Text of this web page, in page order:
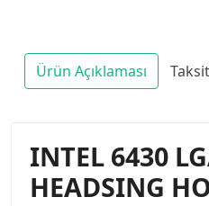
Ürün Açıklaması
INTEL 6430
HEADSING